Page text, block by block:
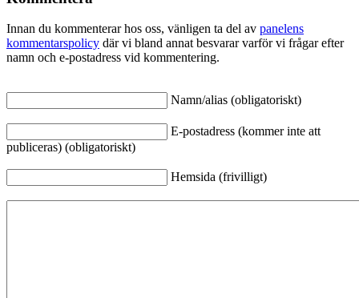
Innan du kommenterar hos oss, vänligen ta del av panelens
kommentarspolicy där vi bland annat besvarar varför vi frågar efter
namn och e-postadress vid kommentering.
Namn/alias (obligatoriskt)
E-postadress (kommer inte att
publiceras) (obligatoriskt)
Hemsida (frivilligt)